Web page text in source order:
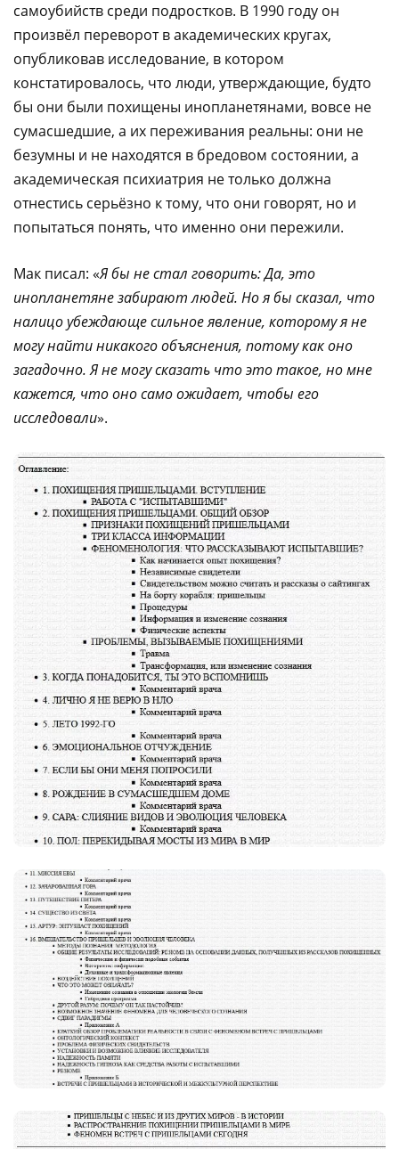
самоубийств среди подростков. В 1990 году он
произвёл переворот в академических кругах,
опубликовав исследование, в котором
констатировалось, что люди, утверждающие, будто
бы они были похищены инопланетянами, вовсе не
сумасшедшие, а их переживания реальны: они не
безумны и не находятся в бредовом состоянии, а
академическая психиатрия не только должна
отнестись серьёзно к тому, что они говорят, но и
попытаться понять, что именно они пережили.
Мак писал: «Я бы не стал говорить: Да, это
инопланетяне забирают людей. Но я бы сказал, что
налицо убеждающе сильное явление, которому я не
могу найти никакого объяснения, потому как оно
загадочно. Я не могу сказать что это такое, но мне
кажется, что оно само ожидает, чтобы его
исследовали».